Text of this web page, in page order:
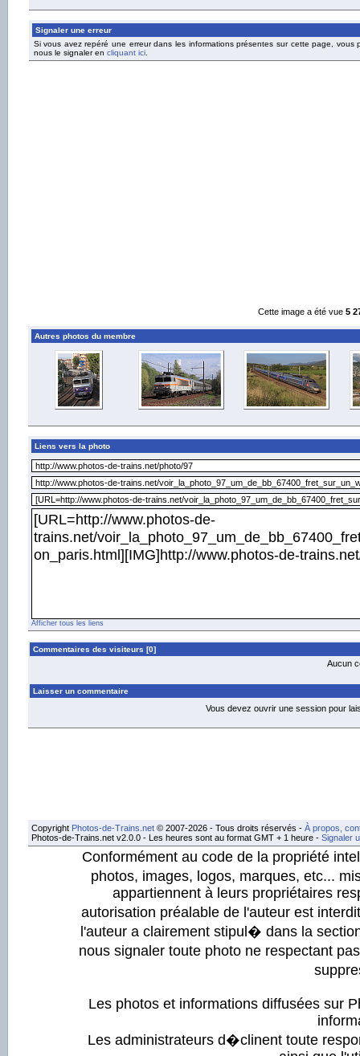
Signaler une erreur
Si vous avez repéré une erreur dans les informations présentes sur cette page, vous
nous le signaler en cliquant ici.
Cette image a été vue 5
Autres photos du membre
Liens vers la photo
Afficher tous les liens
Commentaires des visiteurs [0]
Aucun
Laisser un commentaire
Vous devez ouvrir une session pour
Copyright Photos-de-Trains.net © 2007-2026 - Tous droits réservés - À propos,
Photos-de-Trains.net v2.0.0 - Les heures sont au format GMT + 1 heure - Signaler
Conformément au code de la propriété
photos, images, logos, marques, etc...
appartiennent à leurs propriétaires
autorisation préalable de l'auteur est
l'auteur a clairement stipul� dans la
nous signaler toute photo ne respectant
Les photos et informations diffusées sur
Les administrateurs d�clinent toute